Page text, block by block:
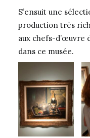
S’ensuit une
production très
aux chefs-d’œuvre
dans ce musée.